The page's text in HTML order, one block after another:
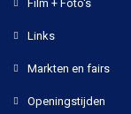
Film + Foto's
Links
Markten en fairs
Openingstijden